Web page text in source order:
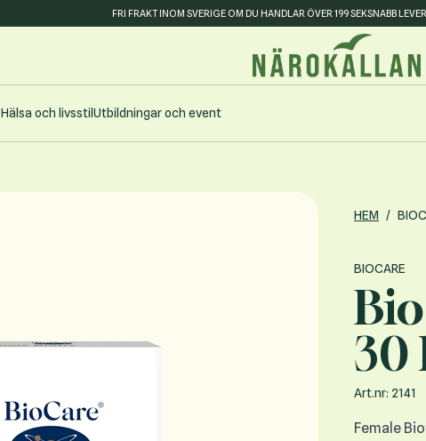
FRI FRAKT INOM SVERIGE OM DU HANDLAR ÖVER 199 SEKSNABB
Hälsa och livsstilUtbildningar och event
HEM /
BIOCARE
30
Art.nr: 2141
Female